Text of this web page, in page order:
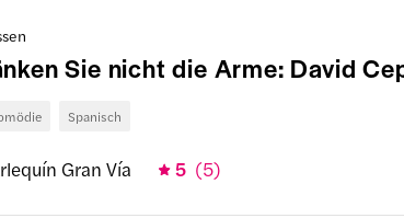
Sie nicht die Arme: David
Spanisch
Gran Vía 5 (5)